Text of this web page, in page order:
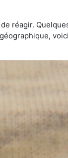
réagir.